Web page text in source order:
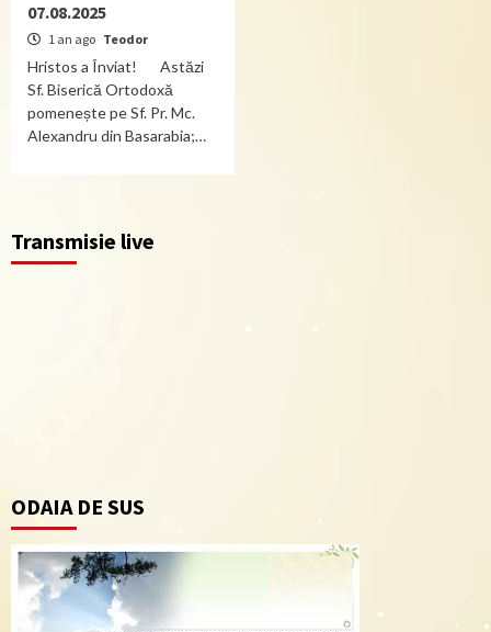
07.08.2025
1 an ago Teodor
Hristos a Înviat! Astăzi
Sf. Biserică Ortodoxă
pomenește pe Sf. Pr. Mc.
Alexandru din Basarabia;…
Transmisie live
ODAIA DE SUS